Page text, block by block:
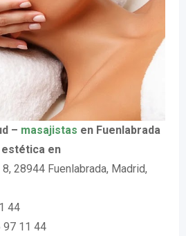
– masajistas en Fuenlabrada
en
28944 Fuenlabrada, Madrid,
44
97 11 44